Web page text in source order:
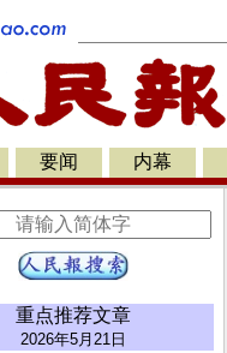
要闻 内幕
重点推荐文章
2026年5月21日